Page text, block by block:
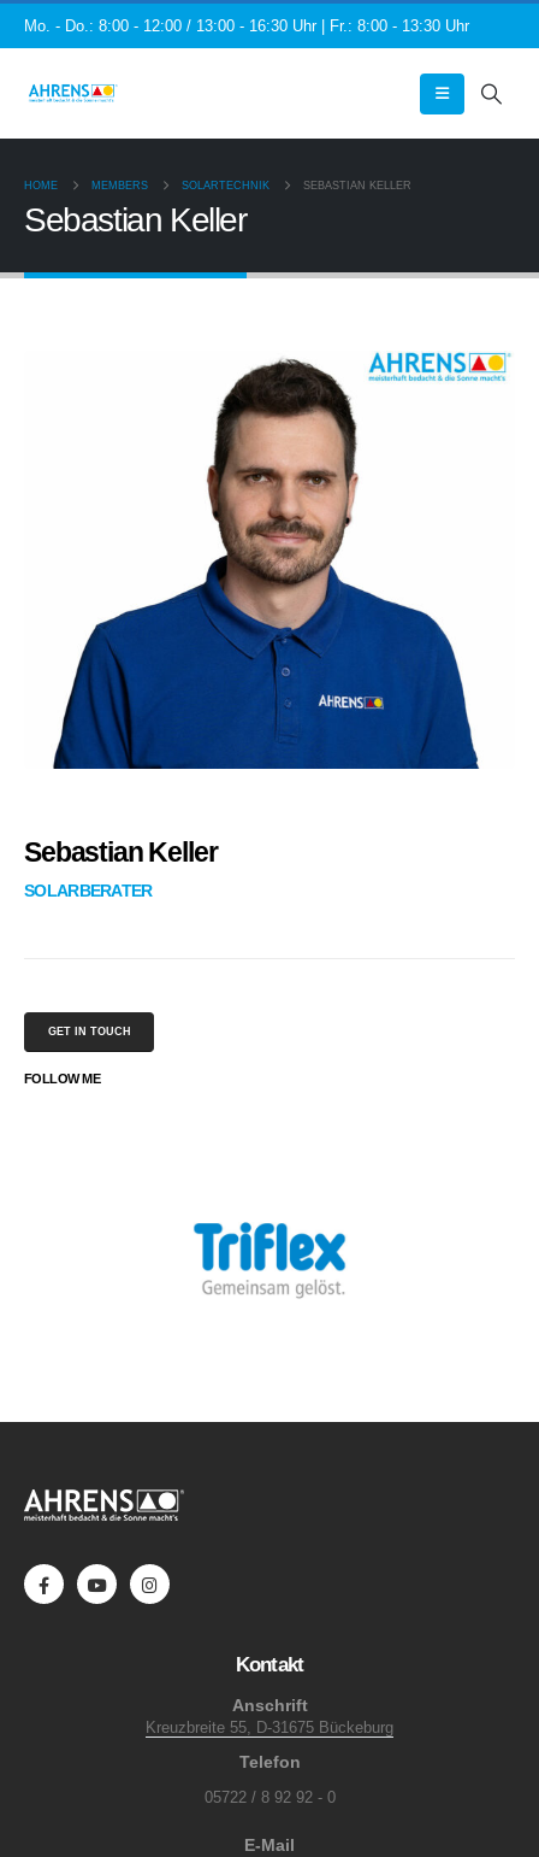
Mo. - Do.: 8:00 - 12:00 / 13:00 - 16:30 Uhr | Fr.: 8:00 - 13:30 Uhr
HOME MEMBERS SOLARTECHNIK SEBASTIAN KELLER
Sebastian Keller
Sebastian Keller
SOLARBERATER
GET IN TOUCH
FOLLOW ME
Kontakt
Anschrift
Kreuzbreite 55, D-31675 Bückeburg
Telefon
05722 / 8 92 92 - 0
E-Mail